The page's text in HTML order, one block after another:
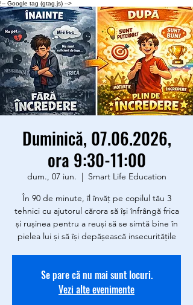
!-- Google tag (gtag.js) -->
Duminică, 07.06.2026,
ora 9:30-11:00
dum., 07 iun.
  |
Smart Life Education
În 90 de minute, îl învăț pe copilul tău 3
tehnici cu ajutorul cărora să își înfrângă frica
și rușinea pentru a reuși să se simtă bine în
pielea lui și să își depășească insecuritățile
Se pare că nu mai sunt locuri.
Vezi alte evenimente